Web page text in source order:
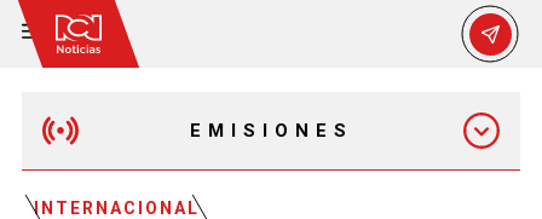
EMISIONES
MAÑANA EXPRESS
INTERNACIONAL